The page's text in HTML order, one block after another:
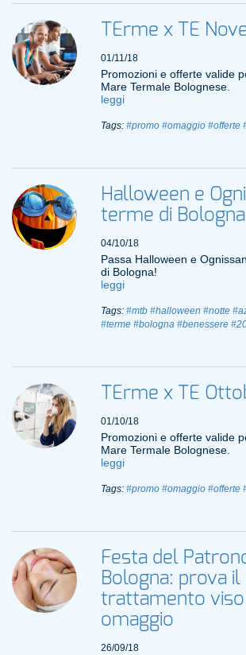
TErme x TE
01/11/18
Promozioni e offerte valide
Mare Termale Bolognese.
leggi
Tags: #promo #omaggio #offerte
Halloween e
terme di Bologna
04/10/18
Passa Halloween e
di Bologna!
leggi
Tags: #mtb #halloween #notte
#terme #bologna #benessere
TErme x TE
01/10/18
Promozioni e offerte valide
Mare Termale Bolognese.
leggi
Tags: #promo #omaggio #offerte
Festa del
Bologna: prova il
trattamento viso
omaggio
26/09/18